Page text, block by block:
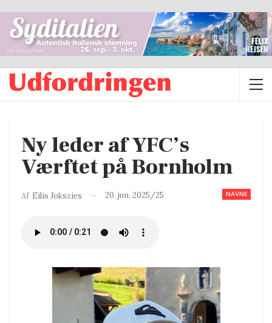
Ny leder af YFC’s
Værftet på Bornholm
NAVNE
Af Eilis Jokszies 20. jun. 2025/25